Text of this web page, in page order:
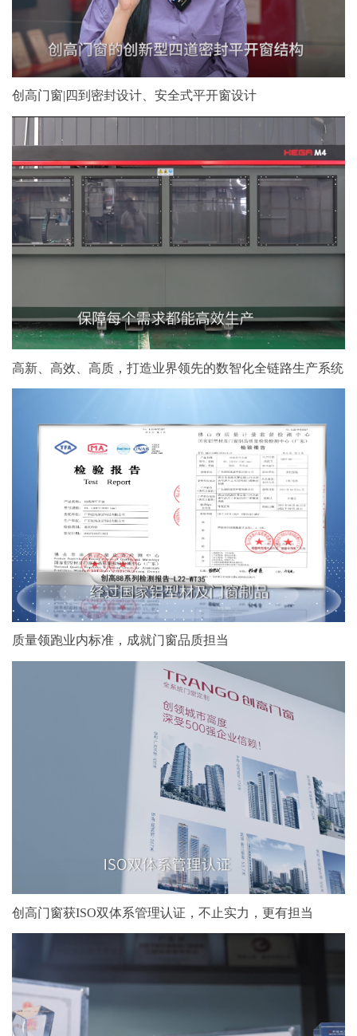
创高门窗|四到密封设计、安全式平开窗设计
高新、高效、高质，打造业界领先的数智化全链路生产系统
质量领跑业内标准，成就门窗品质担当
创高门窗获ISO双体系管理认证，不止实力，更有担当